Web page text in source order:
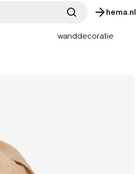
hema.nl
wanddecoratie